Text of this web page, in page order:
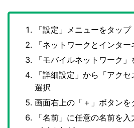
「設定」メニューをタップ
「ネットワークとインタ
「モバイルネットワーク」
「詳細設定」から「アク
選択
画面右上の「＋」ボタンを
「名前」に任意の名前を